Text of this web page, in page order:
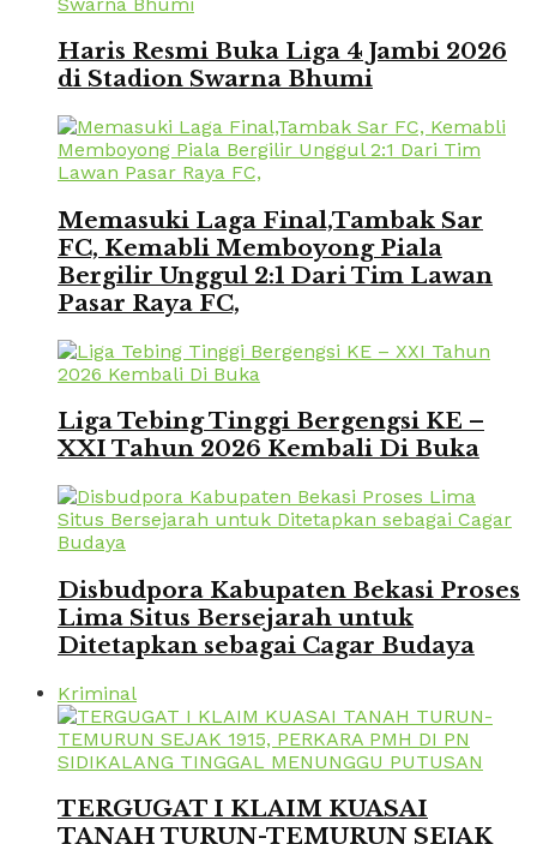
Haris Resmi Buka Liga 4 Jambi 2026
di Stadion Swarna Bhumi
Memasuki Laga Final,Tambak Sar
FC, Kemabli Memboyong Piala
Bergilir Unggul 2:1 Dari Tim Lawan
Pasar Raya FC,
Liga Tebing Tinggi Bergengsi KE –
XXI Tahun 2026 Kembali Di Buka
Disbudpora Kabupaten Bekasi Proses
Lima Situs Bersejarah untuk
Ditetapkan sebagai Cagar Budaya
Kriminal
TERGUGAT I KLAIM KUASAI
TANAH TURUN-TEMURUN SEJAK